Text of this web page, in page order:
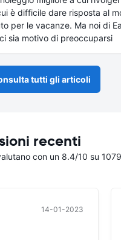
è difficile dare risposta al
per le vacanze. Ma noi di
sia motivo di preoccuparsi
tutti gli articoli
recenti
con un 8.4/10 su
14-01-2023